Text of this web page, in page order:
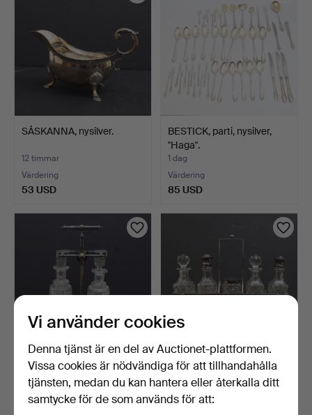
SÅSKANNA, nysilver.
12 timmar
Värdering
53 USD
BESTICK, parti, nysilver,
"Haga".
1 dag
Värdering
85 USD
BORDSSURTOUT, med 2
karaffer, glas och nys…
BORDSSURTOUT, nysilver
och glas, 1900-tal.
1 dag
Vi använder cookies
Denna tjänst är en del av Auctionet-plattformen.
Vissa cookies är nödvändiga för att tillhandahålla
tjänsten, medan du kan hantera eller återkalla ditt
samtycke för de som används för att: